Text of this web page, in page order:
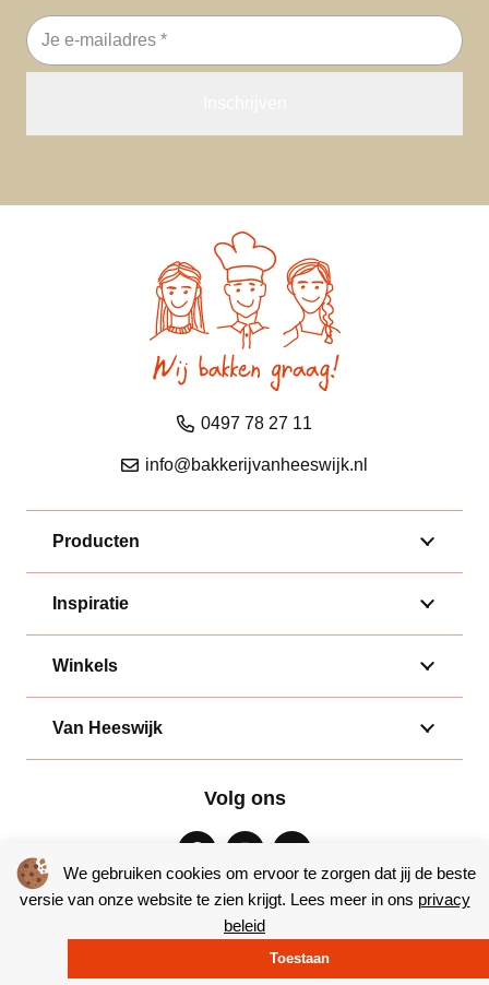
We gebruiken cookies om ervoor te zorgen dat jij de beste
versie van onze website te zien krijgt. Lees meer in ons privacy
beleid
Toestaan
E-
mailadres
0497 78 27 11
info@bakkerijvanheeswijk.nl
Producten
Inspiratie
Winkels
Van Heeswijk
Volg ons
© Copyright 2026 – Bakkerij van Heeswijk |Website door Yooker